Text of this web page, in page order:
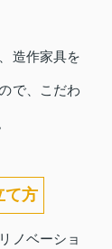
造作家具を
で、こだわ
て方
ノベーショ